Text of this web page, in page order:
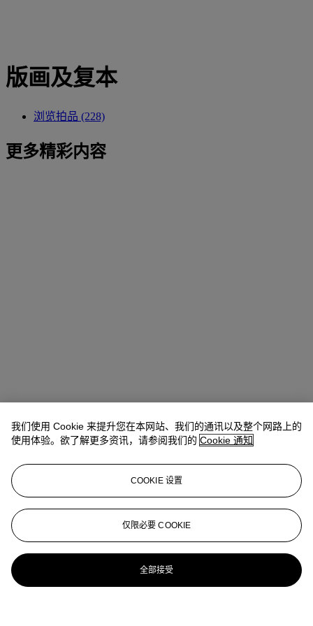
版画及复本
浏览拍品 (228)
更多精彩内容
我们使用 Cookie 来提升您在本网站、我们的通讯以及整个网路上的
使用体验。欲了解更多资讯，请参阅我们的 Cookie 通知
COOKIE 设置
仅限必要 COOKIE
全部接受